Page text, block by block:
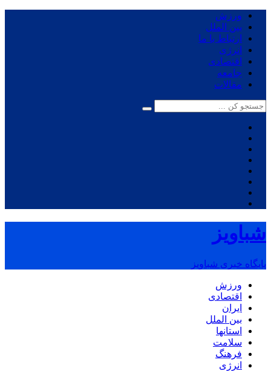
ورزش
بین الملل
ارتباط با ما
انرژی
اقتصادی
جامعه
مقالات
شباویز
پایگاه خبری شباویز
ورزش
اقتصادی
ایران
بین الملل
استانها
سلامت
فرهنگ
انرژی